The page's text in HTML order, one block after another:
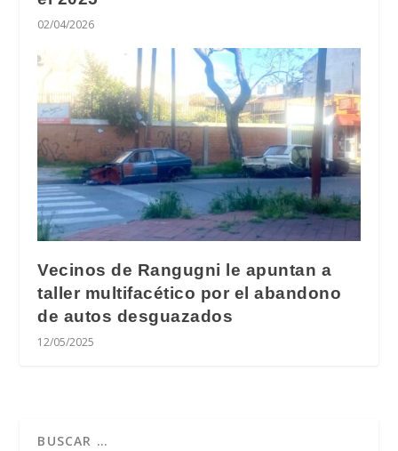
02/04/2026
Vecinos de Rangugni le apuntan a
taller multifacético por el abandono
de autos desguazados
12/05/2025